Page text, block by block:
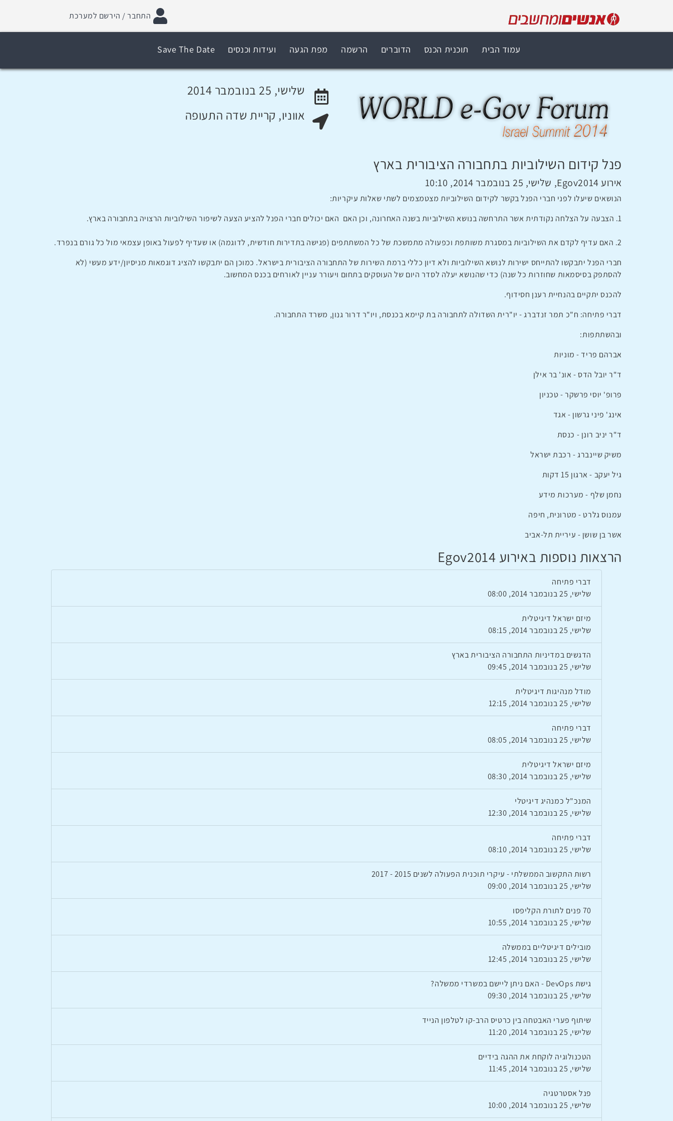
התחבר / הירשם למערכת
עמוד הבית תוכנית הכנס הדוברים הרשמה מפת הגעה ועידות וכנסים Save The Date
האירוע יתקיים בתאריך
שלישי, 25 בנובמבר 2014
אווניו, קריית שדה התעופה
פנל קידום השילוביות בתחבורה הציבורית בארץ
אירוע Egov2014, שלישי, 25 בנובמבר 2014, 10:10
הנושאים שיעלו לפני חברי הפנל בקשר לקידום השילוביות מצטמצמים לשתי שאלות עיקריות:
1. הצבעה על הצלחה נקודתית אשר התרחשה בנושא השילוביות בשנה האחרונה, וכן האם האם יכולים חברי הפנל להציע הצעה לשיפור השילוביות הרצויה בתחבורה בארץ.
2. האם עדיף לקדם את השילוביות במסגרת משותפת וכפעולה מתמשכת של כל המשתתפים (פגישה בתדירות חודשית, לדוגמה) או שעדיף לפעול באופן עצמאי מול כל גורם בנפרד.
חברי הפנל יתבקשו להתייחס ישירות לנושא השילוביות ולא דיון כללי ברמת השירות של התחבורה הציבורית בישראל. כמוכן הם יתבקשו להציג דוגמאות מניסיון/ידע מעשי (לא
להסתפק בסיסמאות שחוזרות כל שנה) כדי שהנושא יעלה לסדר היום של העוסקים בתחום ויעורר עניין לאורחים בכנס המחשוב.
להכנס יתקיים בהנחיית רענן חסידוף.
דברי פתיחה: ח"כ תמר זנדברג - יו"רית השדולה לתחבורה בת קיימא בכנסת, ויו"ר דרור גנון, משרד התחבורה.
ובהשתתפות:
אברהם פריד - מוניות
ד"ר יובל הדס - אונ' בר אילן
פרופ' יוסי פרשקר - טכניון
אינג' פיני גרשון - אגד
ד"ר יניב רונן - כנסת
משיק שיינברג - רכבת ישראל
גיל יעקב - ארגון 15 דקות
נחמן שלף - מערכות מידע
עמנוס גלרט - מטרונית, חיפה
אשר בן שושן - עיריית תל-אביב
הרצאות נוספות באירוע Egov2014
דברי פתיחה
שלישי, 25 בנובמבר 2014, 08:00
מיזם ישראל דיגיטלית
שלישי, 25 בנובמבר 2014, 08:15
הדגשים במדיניות התחבורה הציבורית בארץ
שלישי, 25 בנובמבר 2014, 09:45
מודל מנהיגות דיגיטלית
שלישי, 25 בנובמבר 2014, 12:15
דברי פתיחה
שלישי, 25 בנובמבר 2014, 08:05
מיזם ישראל דיגיטלית
שלישי, 25 בנובמבר 2014, 08:30
המנכ"ל כמנהיג דיגיטלי
שלישי, 25 בנובמבר 2014, 12:30
דברי פתיחה
שלישי, 25 בנובמבר 2014, 08:10
רשות התקשוב הממשלתי - עיקרי תוכנית הפעולה לשנים 2015 - 2017
שלישי, 25 בנובמבר 2014, 09:00
70 פנים לתורת הקליפסו
שלישי, 25 בנובמבר 2014, 10:55
מובילים דיגיטליים בממשלה
שלישי, 25 בנובמבר 2014, 12:45
גישת DevOps - האם ניתן ליישם במשרדי ממשלה?
שלישי, 25 בנובמבר 2014, 09:30
שיתוף פערי האבטחה בין כרטיס הרב-קו לטלפון הנייד
שלישי, 25 בנובמבר 2014, 11:20
הטכנולוגיה לוקחת את ההגה בידיים
שלישי, 25 בנובמבר 2014, 11:45
פנל אסטרטגיה
שלישי, 25 בנובמבר 2014, 10:00